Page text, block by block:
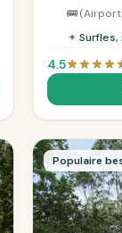
🚌
✦ Surfles,
4.5
Populaire